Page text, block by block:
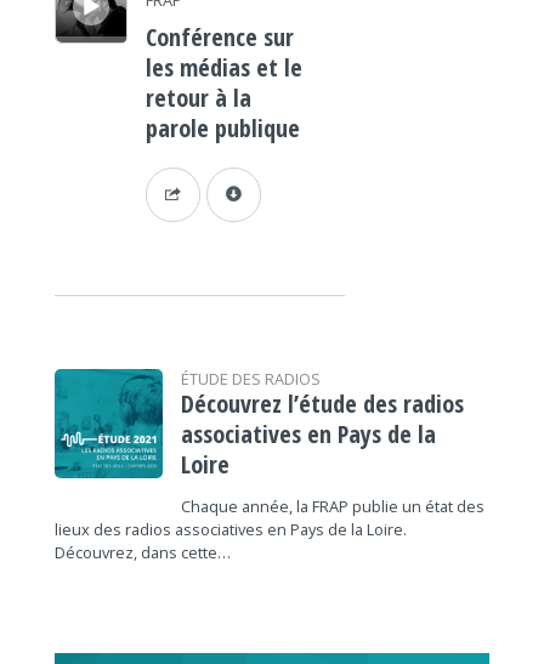
Conférence sur
les médias et le
retour à la
parole publique
ÉTUDE DES RADIOS
Découvrez l’étude des radios
associatives en Pays de la
Loire
Chaque année, la FRAP publie un état des
lieux des radios associatives en Pays de la Loire.
Découvrez, dans cette…